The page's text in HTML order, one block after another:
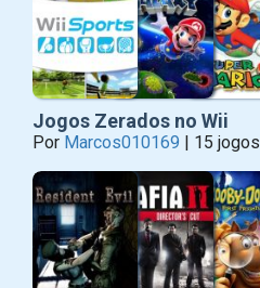
Jogos Zerados no Wii
Por Marcos010169 | 15 jogos